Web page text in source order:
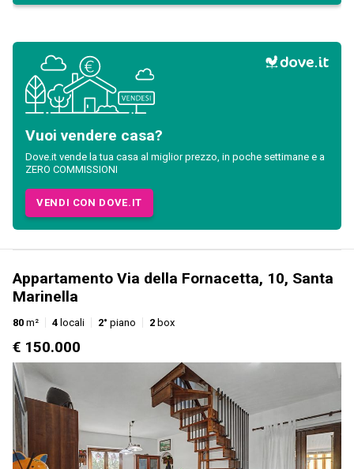
Vuoi vendere casa?
Dove.it vende la tua casa al miglior prezzo, in poche settimane e a
ZERO COMMISSIONI
VENDI CON DOVE.IT
Appartamento Via della Fornacetta, 10, Santa
Marinella
80 m² 4 locali 2° piano 2 box
€ 150.000